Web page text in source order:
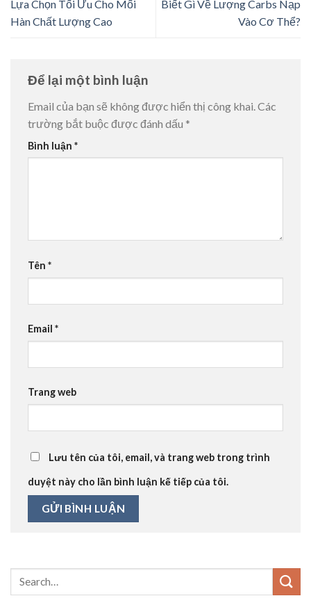
Lựa Chọn Tối Ưu Cho Mối
Hàn Chất Lượng Cao
Biết Gì Về Lượng Carbs Nạp
Vào Cơ Thể?
Để lại một bình luận
Email của bạn sẽ không được hiển thị công khai. Các
trường bắt buộc được đánh dấu *
Bình luận *
Tên *
Email *
Trang web
Lưu tên của tôi, email, và trang web trong trình
duyệt này cho lần bình luận kế tiếp của tôi.